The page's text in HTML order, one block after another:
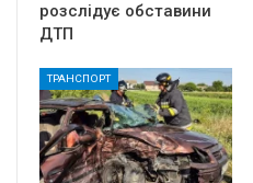
розслідує обставини
ДТП
ТРАНСПОРТ